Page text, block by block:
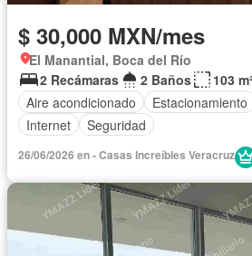
$ 30,000 MXN/mes
El Manantial, Boca del Río
2 Recámaras
2 Baños
103
Aire acondicionado
Estacionamiento
Internet
Seguridad
26/06/2026 en - Casas Increíbles Veracruz